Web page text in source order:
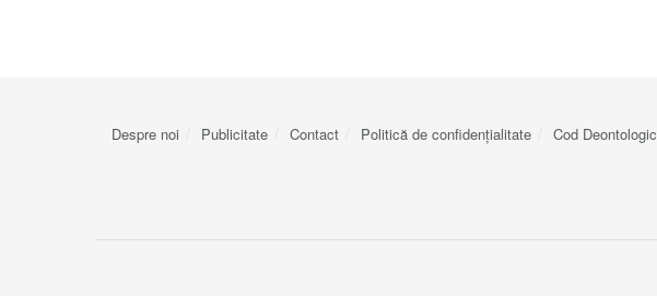
Despre noi Publicitate Contact Politică de confidențialitate Cod Deontologic